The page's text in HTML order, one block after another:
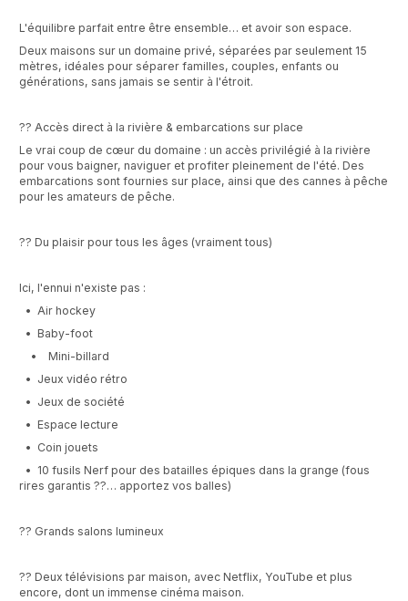
L'équilibre parfait entre être ensemble… et avoir son espace.
Deux maisons sur un domaine privé, séparées par seulement 15
mètres, idéales pour séparer familles, couples, enfants ou
générations, sans jamais se sentir à l'étroit.
?? Accès direct à la rivière & embarcations sur place
Le vrai coup de cœur du domaine : un accès privilégié à la rivière
pour vous baigner, naviguer et profiter pleinement de l'été. Des
embarcations sont fournies sur place, ainsi que des cannes à pêche
pour les amateurs de pêche.
?? Du plaisir pour tous les âges (vraiment tous)
Ici, l'ennui n'existe pas :
• Air hockey
• Baby-foot
• Mini-billard
• Jeux vidéo rétro
• Jeux de société
• Espace lecture
• Coin jouets
• 10 fusils Nerf pour des batailles épiques dans la grange (fous
rires garantis ??… apportez vos balles)
?? Grands salons lumineux
?? Deux télévisions par maison, avec Netflix, YouTube et plus
encore, dont un immense cinéma maison.